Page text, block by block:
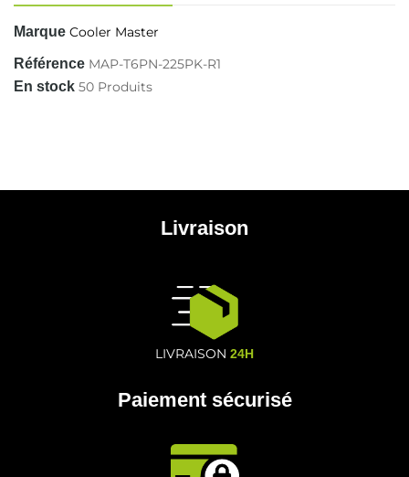
Marque Cooler Master
Référence MAP-T6PN-225PK-R1
En stock 50 Produits
Livraison
LIVRAISON 24H
Paiement sécurisé